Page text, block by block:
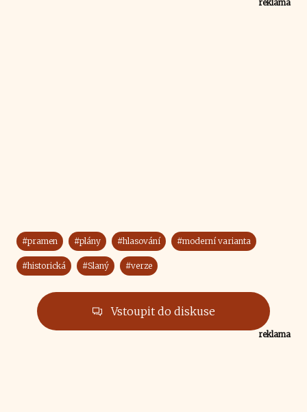
reklama
#pramen #plány #hlasování #moderní varianta
#historická #Slaný #verze
Vstoupit do diskuse
reklama